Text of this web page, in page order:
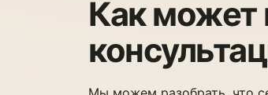
Как может